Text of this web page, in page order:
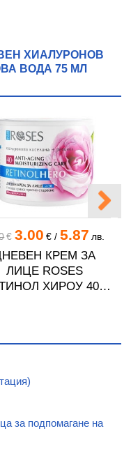
ХИАЛУРОНОВ
ВОДА 75 МЛ
€ 3.00 €/ 5.87 лв.
КРЕМ ЗА
ЛИЦЕ ROSES
ХИРОУ 40+
за подпомагане на